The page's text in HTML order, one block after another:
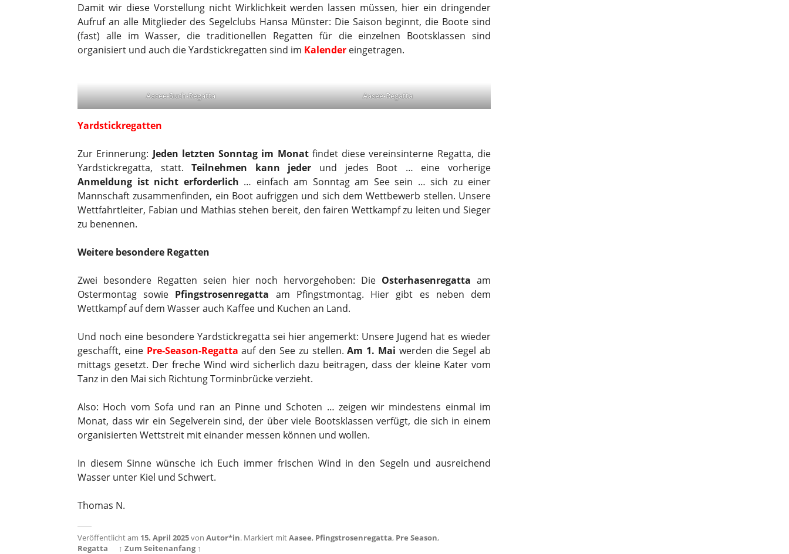
Damit wir diese Vorstellung nicht Wirklichkeit werden lassen müssen, hier ein dringender
Aufruf an alle Mitglieder des Segelclubs Hansa Münster: Die Saison beginnt, die Boote sind
(fast) alle im Wasser, die traditionellen Regatten für die einzelnen Bootsklassen sind
organisiert und auch die Yardstickregatten sind im Kalender eingetragen.
Aasee-Such-Regatta Aasee-Regatta
Yardstickregatten
Zur Erinnerung: Jeden letzten Sonntag im Monatfindet diese vereinsinterne Regatta, die
Yardstickregatta, statt.Teilnehmen kann jeder und jedes Boot … eine vorherige
Anmeldung ist nicht erforderlich … einfach am Sonntag am See sein … sich zu einer
Mannschaft zusammenfinden, ein Boot aufriggen und sich dem Wettbewerb stellen. Unsere
Wettfahrtleiter, Fabian und Mathias stehen bereit, den fairen Wettkampf zu leiten und Sieger
zu benennen.
Weitere besondere Regatten
Zwei besondere Regatten seien hier noch hervorgehoben: Die Osterhasenregatta am
Ostermontag sowie Pfingstrosenregatta am Pfingstmontag. Hier gibt es neben dem
Wettkampf auf dem Wasser auch Kaffee und Kuchen an Land.
Und noch eine besondere Yardstickregatta sei hier angemerkt: Unsere Jugend hat es wieder
geschafft, eine Pre-Season-Regatta auf den See zu stellen.Am 1. Mai werden die Segel ab
mittags gesetzt. Der freche Wind wird sicherlich dazu beitragen, dass der kleine Kater vom
Tanz in den Mai sich Richtung Torminbrücke verzieht.
Also: Hoch vom Sofa und ran an Pinne und Schoten … zeigen wir mindestens einmal im
Monat, dass wir ein Segelverein sind, der über viele Bootsklassen verfügt, die sich in einem
organisierten Wettstreit mit einander messen können und wollen.
In diesem Sinne wünsche ich Euch immer frischen Wind in den Segeln und ausreichend
Wasser unter Kiel und Schwert.
Thomas N.
Veröffentlicht am 15. April 2025von Autor*in. Markiert mitAasee, Pfingstrosenregatta, Pre Season,
Regatta
↑ Zum Seitenanfang ↑